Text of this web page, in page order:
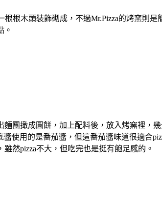
根根木頭裝飾砌成，不過Mr.Pizza的烤窯
。
麵團撖成圓餅，加上配料後，放入烤窯裡
使用的是番茄醬，但這番茄醬味道很適合
然pizza不大，但吃完也是挺有飽足感的。